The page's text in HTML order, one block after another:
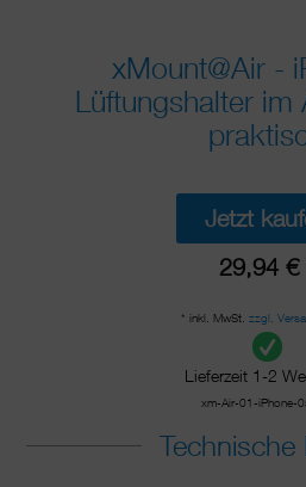
xMount@Air -
Lüftungshalter im
Jetzt
29,94 €
* inkl. MwSt. zzgl.
Lieferzeit 1-2
xm-Air-01-iPhone-
Technische